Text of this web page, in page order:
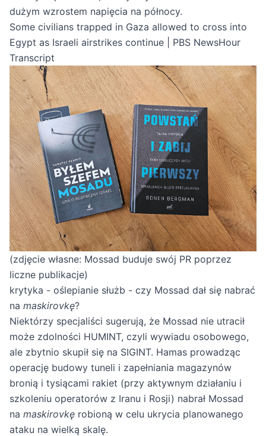
dużym wzrostem napięcia na północy.
Some civilians trapped in Gaza allowed to cross into
Egypt as Israeli airstrikes continue | PBS NewsHour
Transcript
(zdjęcie własne: Mossad buduje swój PR poprzez
liczne publikacje)
krytyka - oślepianie służb - czy Mossad dał się nabrać
na maskirovkę?
Niektórzy specjaliści sugerują, że Mossad nie utracił
może zdolności HUMINT, czyli wywiadu osobowego,
ale zbytnio skupił się na SIGINT. Hamas prowadząc
operację budowy tuneli i zapełniania magazynów
bronią i tysiącami rakiet (przy aktywnym działaniu i
szkoleniu operatorów z Iranu i Rosji) nabrał Mossad
na maskirovkę robioną w celu ukrycia planowanego
ataku na wielką skalę.